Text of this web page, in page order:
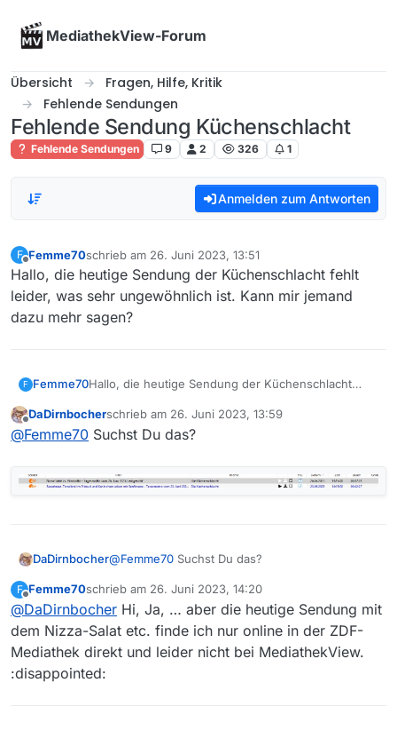
MediathekView-Forum
Übersicht
Fragen, Hilfe, Kritik
Fehlende Sendungen
Fehlende Sendung Küchenschlacht
Fehlende Sendungen 9 2 326 1
Anmelden zum Antworten
F
Offline
Femme70schrieb am 26. Juni 2023, 13:51
zuletzt editiert von
Hallo, die heutige Sendung der Küchenschlacht fehlt
leider, was sehr ungewöhnlich ist. Kann mir jemand
dazu mehr sagen?
F Femme70Hallo, die heutige Sendung der Küchenschlacht
jemand dazu mehr sagen?
Offline
DaDirnbocherschrieb am 26. Juni 2023, 13:59
zuletzt editiert von
@Femme70 Suchst Du das?
DaDirnbocher@Femme70 Suchst Du das?
F
Offline
Femme70schrieb am 26. Juni 2023, 14:20
zuletzt editiert von
@DaDirnbocher Hi, Ja, … aber die heutige Sendung mit
dem Nizza-Salat etc. finde ich nur online in der ZDF-
Mediathek direkt und leider nicht bei MediathekView.
:disappointed: